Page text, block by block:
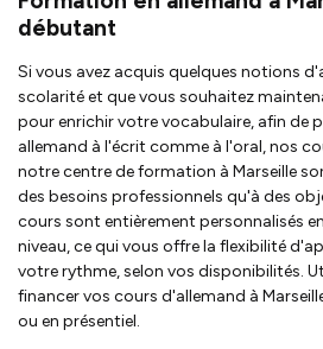
débutant
Si vous avez acquis quelques notions
scolarité et que vous souhaitez
pour enrichir votre vocabulaire, afin de
allemand à l'écrit comme à l'oral, nos
notre centre de formation à Marseille
des besoins professionnels qu'à des
cours sont entièrement personnalisés
niveau, ce qui vous offre la flexibilité
votre rythme, selon vos disponibilités.
financer vos cours d'allemand à
ou en présentiel.